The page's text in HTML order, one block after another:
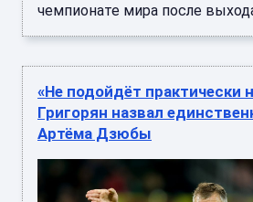
чемпионате мира после
«Не подойдёт практически
Григорян назвал
Артёма Дзюбы